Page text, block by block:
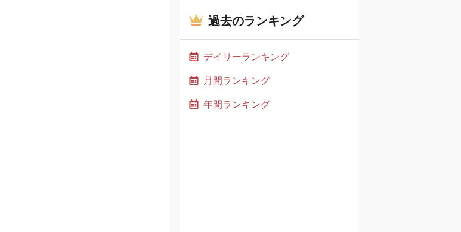
過去のランキング
デイリーランキング
月間ランキング
年間ランキング